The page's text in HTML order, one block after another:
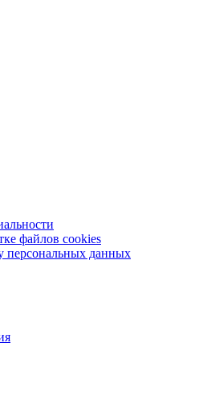
файлов cookies
персональных данных